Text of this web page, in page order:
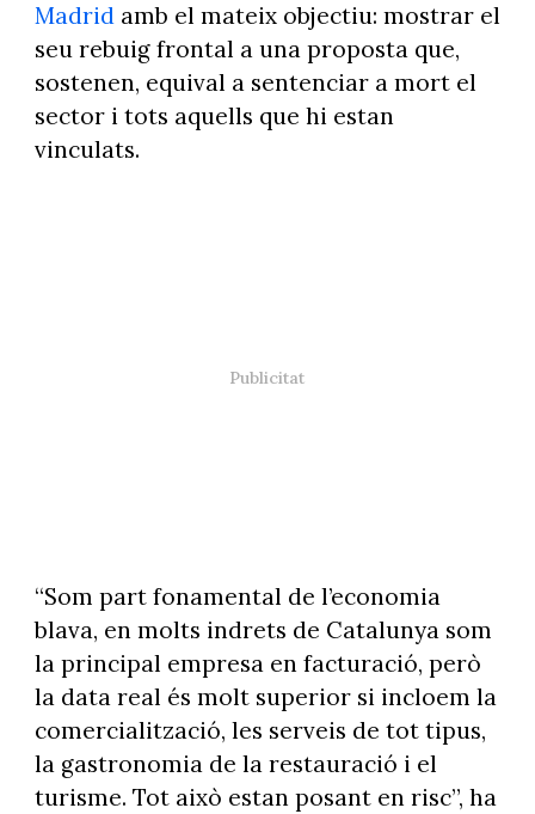
Madrid amb el mateix objectiu: mostrar el
seu rebuig frontal a una proposta que,
sostenen, equival a sentenciar a mort el
sector i tots aquells que hi estan
vinculats.
“Som part fonamental de l’economia
blava, en molts indrets de Catalunya som
la principal empresa en facturació, però
la data real és molt superior si incloem la
comercialització, les serveis de tot tipus,
la gastronomia de la restauració i el
turisme. Tot això estan posant en risc”, ha